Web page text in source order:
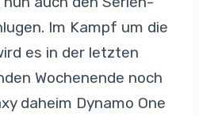
Im Kampf um die
es in der letzten
Wochenende noch
daheim Dynamo One